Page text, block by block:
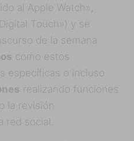
al Apple Watch»,
Touch») y se
de la semana
como estos
específicas o incluso
realizando funciones
la revisión
red social.